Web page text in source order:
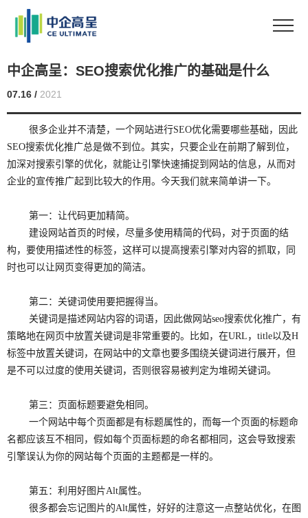
中企高呈：SEO搜索优化推广的基础是什么
07.16 / 2021
很多企业并不清楚，一个网站进行SEO优化需要哪些基础，因此
SEO搜索优化推广总是做不到位。其实，只要企业在前期了解到位，
加深对搜索引擎的优化，就能让引擎快速捕捉到网站的信息，从而对
企业的宣传推广起到比较大的作用。今天我们就来简单讲一下。
第一：让代码更加精简。
建设网站首页的时候，尽量多使用精简的代码，对于页面的结
构，要使用描述性的标签，这样可以提高搜索引擎对内容的抓取，同
时也可以让网页变得更加的简洁。
第二：关键词使用要把握得当。
关键词是描述网站内容的词语，因此做网站seo搜索优化推广，有
策略地在网页中放置关键词是非常重要的。比如，在URL，title以及H
标签中放置关键词，在网站中的文章也要多围绕关键词进行展开，但
是不可以过度的使用关键词，否则很容易被判定为堆砌关键词。
第三：页面标题要避免相同。
一个网站中每个页面都是有标题属性的，而每一个页面的标题命
名都应该互不相同，假如每个页面标题的命名都相同，这会导致搜索
引擎误认为你的网站每个页面的主题都是一样的。
第五：利用好图片Alt属性。
很多都会忘记图片的Alt属性，好好的注意这一点整站优化，在图